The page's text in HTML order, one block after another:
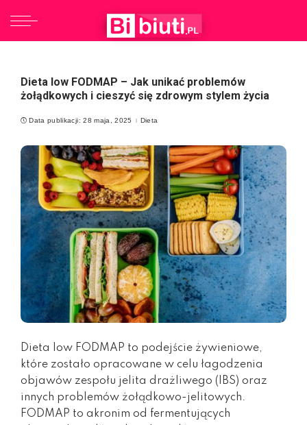
Dieta low FODMAP – Jak unikać problemów
żołądkowych i cieszyć się zdrowym stylem życia
Data publikacji: 28 maja, 2025 Dieta
Dieta low FODMAP to podejście żywieniowe,
które zostało opracowane w celu łagodzenia
objawów zespołu jelita drażliwego (IBS) oraz
innych problemów żołądkowo-jelitowych.
FODMAP to akronim od fermentujących